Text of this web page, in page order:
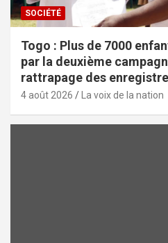
SOCIÉTÉ
Togo : Plus de 7000
par la deuxième
rattrapage des
4 août 2026 La voix de la nation